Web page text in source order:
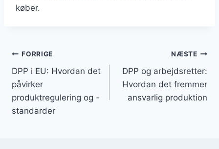
køber.
Post
navigation
FORRIGE
DPP i EU: Hvordan det
påvirker
produktregulering og -
standarder
NÆSTE
DPP og arbejdsretter:
Hvordan det fremmer
ansvarlig produktion